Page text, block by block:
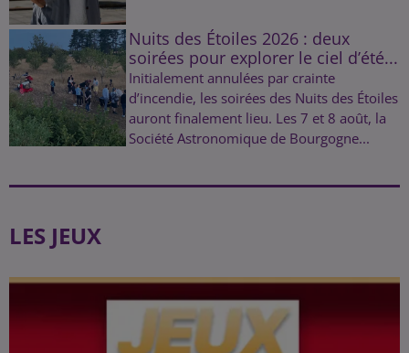
Nuits des Étoiles 2026 : deux
soirées pour explorer le ciel d’été...
Initialement annulées par crainte
d’incendie, les soirées des Nuits des Étoiles
auront finalement lieu. Les 7 et 8 août, la
Société Astronomique de Bourgogne...
LES JEUX